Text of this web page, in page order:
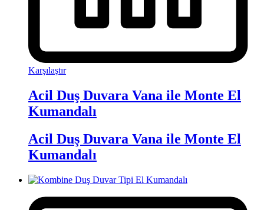
Karşılaştır
Acil Duş Duvara Vana ile Monte El
Kumandalı
Acil Duş Duvara Vana ile Monte El
Kumandalı